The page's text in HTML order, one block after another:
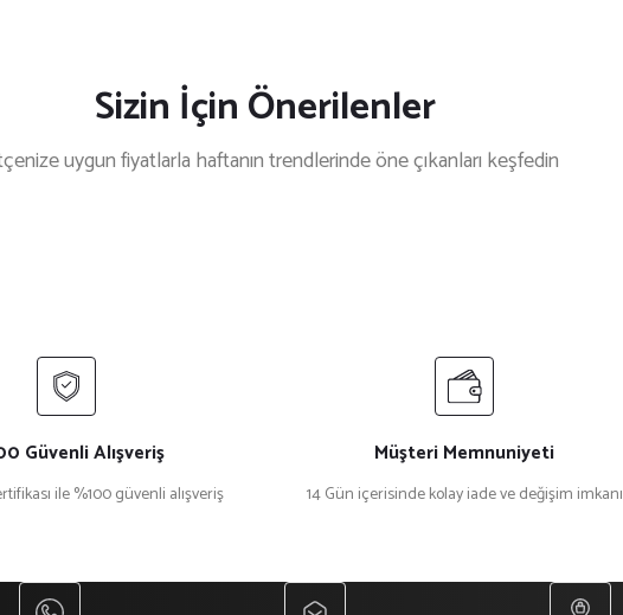
Sizin İçin Önerilenler
uygun fiyatlarla haftanın trendlerinde öne çıkanları keşfedin
Güvenli Alışveriş
ile %100 güvenli alışveriş
Müşteri Memnuniyeti
14 Gün içerisinde kolay iade ve değişim imkanı